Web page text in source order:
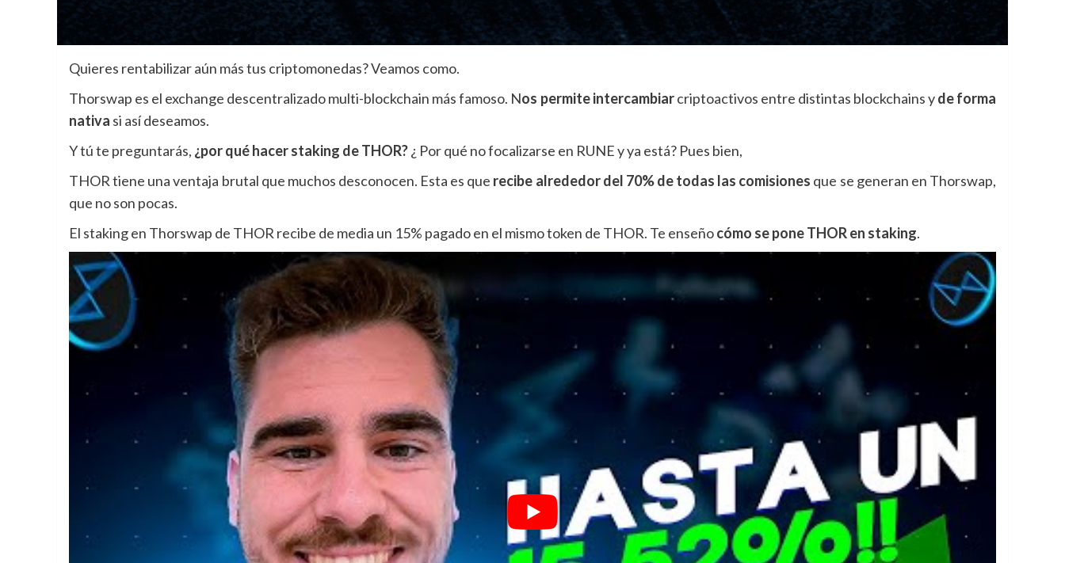
Quieres rentabilizar aún más tus criptomonedas? Veamos como.
Thorswap es el exchange descentralizado multi-blockchain más famoso. Nos permite intercambiarcriptoactivos entre distintas blockchains yde forma
nativa si así deseamos.
Y tú te preguntarás, ¿por qué hacer staking de THOR?¿ Por qué no focalizarse en RUNE y ya está? Pues bien,
THOR tiene una ventaja brutal que muchos desconocen. Esta es que recibe alrededor del 70% de todas las comisiones que se generan en Thorswap,
que no son pocas.
El staking en Thorswap de THOR recibe de media un 15% pagado en el mismo token de THOR. Te enseñocómo se pone THOR en staking.